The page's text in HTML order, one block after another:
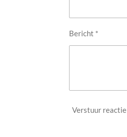
Bericht *
Verstuur reactie